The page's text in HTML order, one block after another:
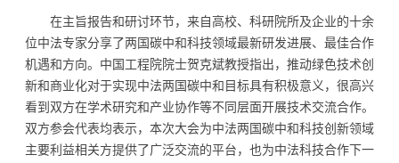
在主旨报告和研讨环节，来自高校、科研院所及企业的十余
位中法专家分享了两国碳中和科技领域最新研发进展、最佳合作
机遇和方向。中国工程院院士贺克斌教授指出，推动绿色技术创
新和商业化对于实现中法两国碳中和目标具有积极意义，很高兴
看到双方在学术研究和产业协作等不同层面开展技术交流合作。
双方参会代表均表示，本次大会为中法两国碳中和科技创新领域
主要利益相关方提供了广泛交流的平台，也为中法科技合作下一